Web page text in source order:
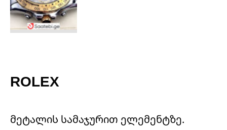
ROLEX
მეტალის სამაჯურით ელემენტზე.